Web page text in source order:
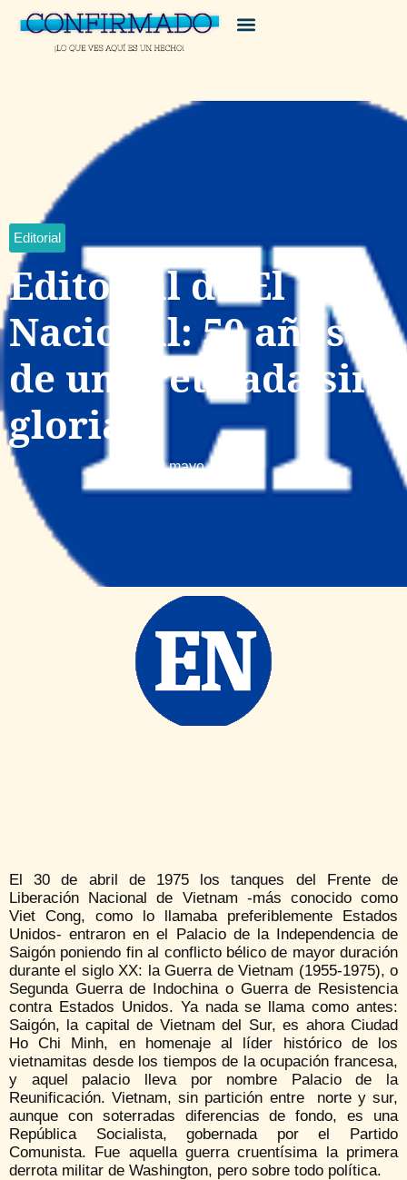
Editorial
Editorial de El
Nacional: 50 años
de una retirada sin
gloria
mayo 4, 2025
El 30 de abril de 1975 los tanques del Frente de
Liberación Nacional de Vietnam -más conocido como
Viet Cong, como lo llamaba preferiblemente Estados
Unidos- entraron en el Palacio de la Independencia de
Saigón poniendo fin al conflicto bélico de mayor duración
durante el siglo XX: la Guerra de Vietnam (1955-1975), o
Segunda Guerra de Indochina o Guerra de Resistencia
contra Estados Unidos. Ya nada se llama como antes:
Saigón, la capital de Vietnam del Sur, es ahora Ciudad
Ho Chi Minh, en homenaje al líder histórico de los
vietnamitas desde los tiempos de la ocupación francesa,
y aquel palacio lleva por nombre Palacio de la
Reunificación. Vietnam, sin partición entre norte y sur,
aunque con soterradas diferencias de fondo, es una
República Socialista, gobernada por el Partido
Comunista. Fue aquella guerra cruentísima la primera
derrota militar de Washington, pero sobre todo política.